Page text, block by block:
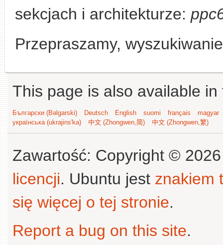
sekcjach i architekturze:
Przepraszamy,
This page is also available
Български (Bəlgarski) Deutsch English suomi français
magyar
українська (ukrajins'ka)
中文 (Zhongwen,简) 中文 (Zhongwen,繁)
Zawartość: Copyright ©
licencji. Ubuntu jest znakiem
się więcej o tej stronie.
Report a bug on this site.